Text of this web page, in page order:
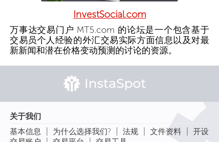
InvestSocial.com
万事达交易门户 MT5.com 的论坛是一个包含基于
交易员个人经验的外汇交易实际方面信息以及对最
新新闻和潜在价格变动预测的讨论的资源。
关于我们
基本信息
为什么选择我们? 法规 文件资料
开设